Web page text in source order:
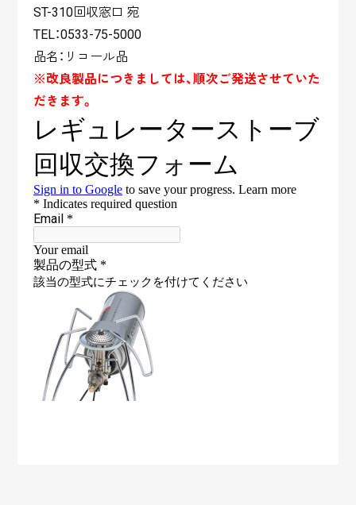
ST-310回収窓口 宛
TEL：0533-75-5000
品名：リコール品
※改良製品につきましては、順次ご発送させていた
だきます。